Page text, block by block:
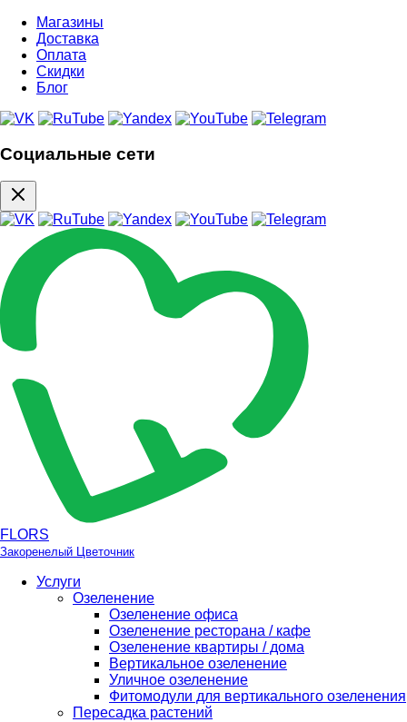
Магазины
Доставка
Оплата
Скидки
Блог
Социальные сети
FLORS
Закоренелый Цветочник
Услуги
Озеленение
Озеленение офиса
Озеленение ресторана / кафе
Озеленение квартиры / дома
Вертикальное озеленение
Уличное озеленение
Фитомодули для вертикального озеленения
Пересадка растений